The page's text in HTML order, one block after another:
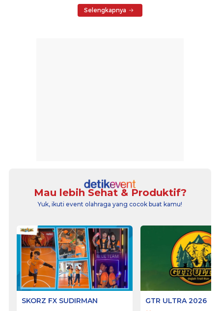
Selengkapnya
Mau lebih Sehat & Produktif?
Yuk, ikuti event olahraga yang cocok buat kamu!
SKORZ FX SUDIRMAN GTR ULTRA 2026